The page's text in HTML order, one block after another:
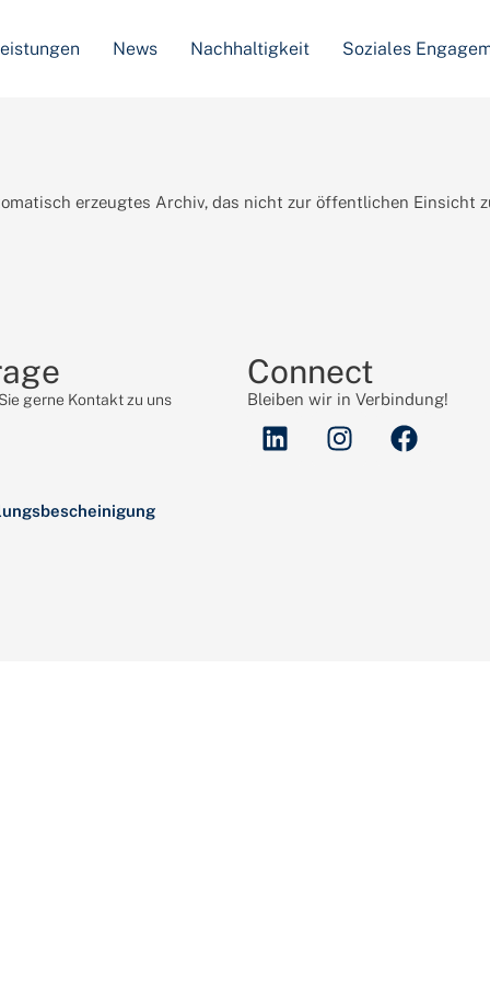
News Nachhaltigkeit Soziales
erzeugtes Archiv, das nicht zur öffentlichen Einsicht
gerne Kontakt zu uns
Connect
Bleiben wir in Verbindung!